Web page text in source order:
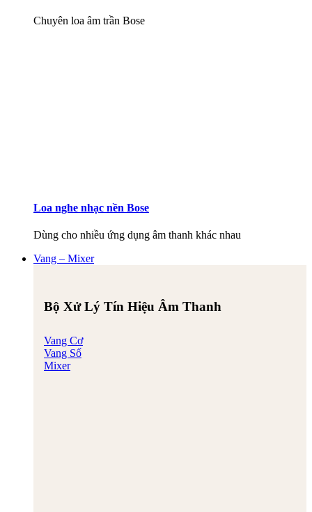
Chuyên loa âm trần Bose
Loa nghe nhạc nền Bose
Dùng cho nhiều ứng dụng âm thanh khác nhau
Vang – Mixer
Bộ Xử Lý Tín Hiệu Âm Thanh
Vang Cơ
Vang Số
Mixer